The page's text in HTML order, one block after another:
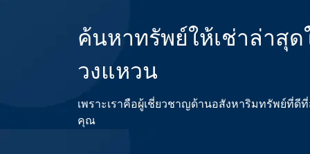
ค้นหาทรัพย์ให้เช่าล่าสุ
วงแหวน
เพราะเราคือผู้เชี่ยวชาญด้านอสังหาริมทรัพย์ที่ดี
คุณ